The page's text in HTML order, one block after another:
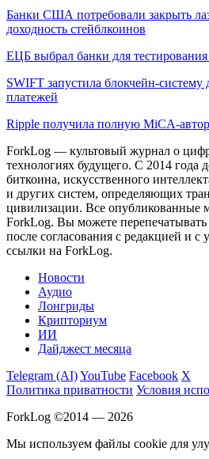
Банки США потребовали закрыть
доходность стейблкоинов
ЕЦБ выбрал банки для
SWIFT запустила блокчейн-систему
платежей
Ripple получила полную MiCA-
ForkLog — культовый журнал о
технологиях будущего. С 2014 года
биткоина, искусственного
и других систем, определяющих
цивилизации. Все опубликованные
ForkLog. Вы можете
после согласования с редакцией и с
ссылки на ForkLog.
Новости
Аудио
Лонгриды
Крипториум
ИИ
Дайджест месяца
Telegram (AI)YouTube Facebook X
Политика приватности Условия
ForkLog ©2014 — 2026
Мы используем файлы cookie для